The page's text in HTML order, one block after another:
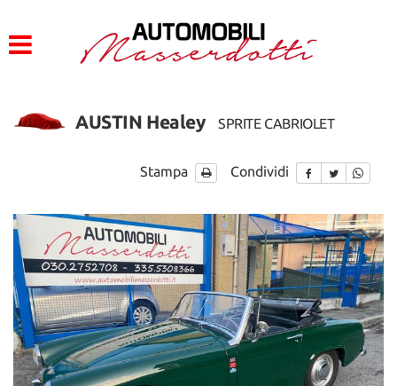
ACQUISTIAMO USATOAUSTIN Healey SPRITE CABRIOLET
Stampa Condividi